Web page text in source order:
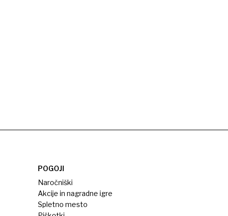
POGOJI
Naročniški
Akcije in nagradne igre
Spletno mesto